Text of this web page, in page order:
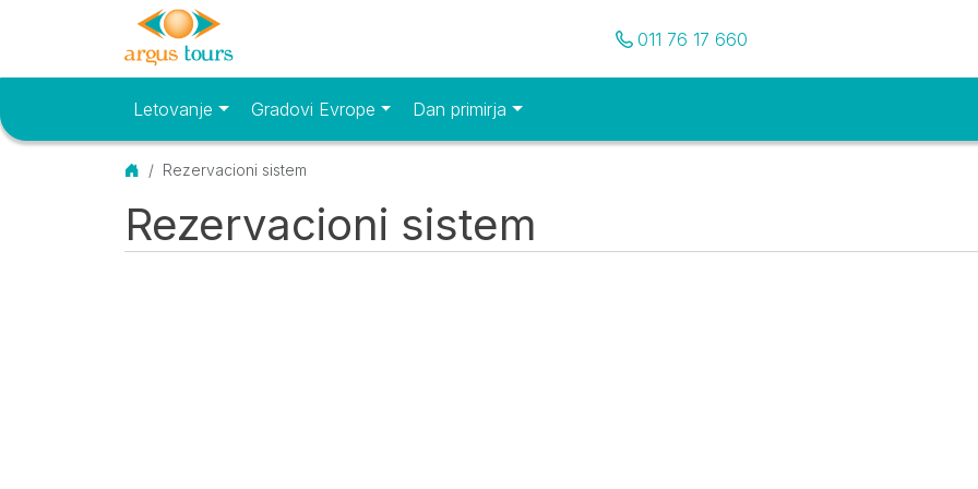
Pozovite nas
011 76 17 660
Osnovni meniLetovanje Gradovi Evrope Dan primirja
Početna
Rezervacioni sistem
Rezervacioni sistem